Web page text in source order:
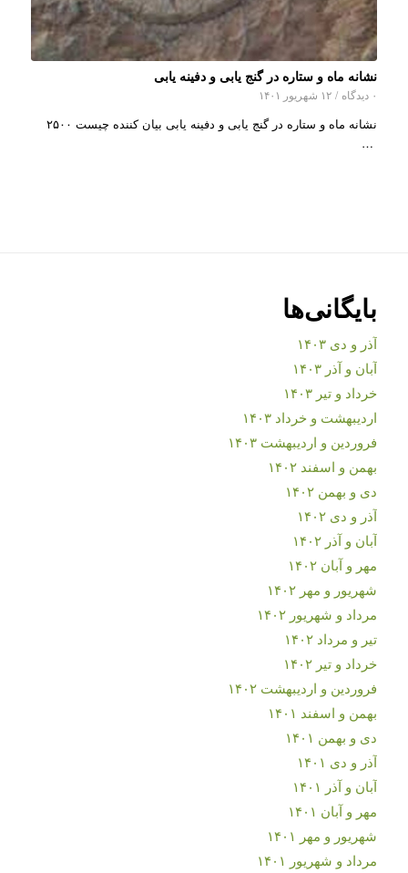
نشانه ماه و ستاره در گنج یابی و دفینه یابی
۰ دیدگاه / ۱۲ شهریور ۱۴۰۱
نشانه ماه و ستاره در گنج یابی و دفینه یابی بیان کننده چیست ۲۵۰۰
…
بایگانی‌ها
آذر و دی ۱۴۰۳
آبان و آذر ۱۴۰۳
خرداد و تیر ۱۴۰۳
اردیبهشت و خرداد ۱۴۰۳
فروردین و اردیبهشت ۱۴۰۳
بهمن و اسفند ۱۴۰۲
دی و بهمن ۱۴۰۲
آذر و دی ۱۴۰۲
آبان و آذر ۱۴۰۲
مهر و آبان ۱۴۰۲
شهریور و مهر ۱۴۰۲
مرداد و شهریور ۱۴۰۲
تیر و مرداد ۱۴۰۲
خرداد و تیر ۱۴۰۲
فروردین و اردیبهشت ۱۴۰۲
بهمن و اسفند ۱۴۰۱
دی و بهمن ۱۴۰۱
آذر و دی ۱۴۰۱
آبان و آذر ۱۴۰۱
مهر و آبان ۱۴۰۱
شهریور و مهر ۱۴۰۱
مرداد و شهریور ۱۴۰۱